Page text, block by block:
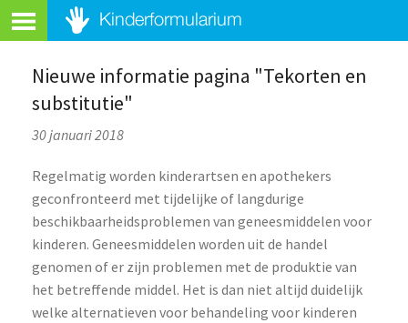
Nieuwe informatie pagina "Tekorten en
substitutie"
30 januari 2018
Regelmatig worden kinderartsen en apothekers
geconfronteerd met tijdelijke of langdurige
beschikbaarheidsproblemen van geneesmiddelen voor
kinderen. Geneesmiddelen worden uit de handel
genomen of er zijn problemen met de produktie van
het betreffende middel. Het is dan niet altijd duidelijk
welke alternatieven voor behandeling voor kinderen